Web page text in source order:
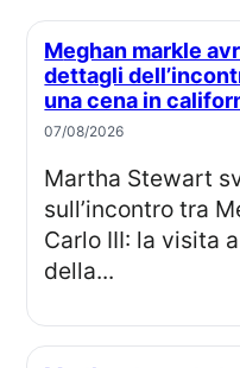
Meghan markle avrebbe raccontato
dettagli
una cena in
07/08/2026
Martha Stewart svela dettagli
sull’incontro tra
Carlo III: la visita
della...